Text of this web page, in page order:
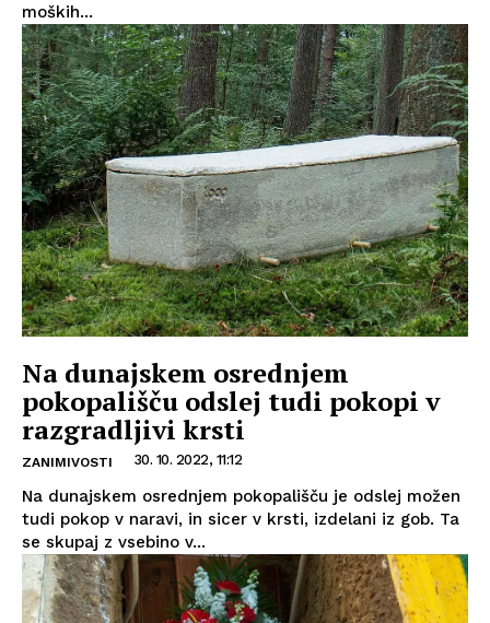
moških...
Na dunajskem osrednjem
pokopališču odslej tudi pokopi v
razgradljivi krsti
ZANIMIVOSTI 30. 10. 2022, 11:12
Na dunajskem osrednjem pokopališču je odslej možen
tudi pokop v naravi, in sicer v krsti, izdelani iz gob. Ta
se skupaj z vsebino v...